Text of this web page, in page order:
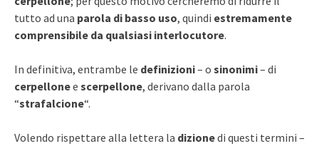
tutto ad una parola di basso uso, quindi estremamente
comprensibile da qualsiasi interlocutore.
In definitiva, entrambe le definizioni– o sinonimi– di
cerpellonee scerpellone, derivano dalla parola
“strafalcione“.
Volendo rispettare alla lettera la dizionedi questi termini –